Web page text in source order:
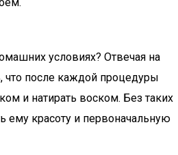
условиях? Отвечая на
что после каждой процедуры
и натирать воском. Без таких
ему красоту и первоначальную